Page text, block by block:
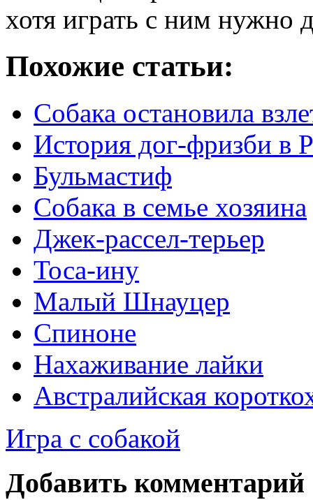
хотя играть с ним нужно
Похожие статьи:
Собака остановила
История дог-фризби в
Бульмастиф
Собака в семье хозяина
Джек-рассел-терьер
Тоса-ину
Малый Шнауцер
Спиноне
Нахаживание лайки
Австралийская
Игра с собакой
Добавить комментарий